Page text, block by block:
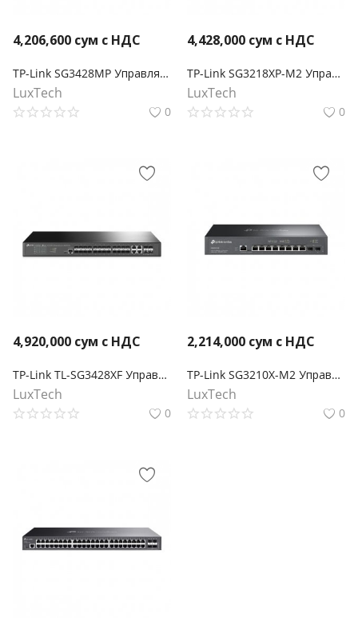
4,206,600 сум с НДС
TP-Link SG3428MP Управляемый коммутатор Omada уровня 2+ с 24 гигабитными портами PoE+ и 4 портами SFP
LuxTech
0
4,428,000 сум с НДС
TP-Link SG3218XP-M2 Управляемый коммутатор Omada уровня 2+ с 16 портами 2,5 Гбит/с (8 портов PoE+) и 2 портами SFP+
LuxTech
0
4,920,000 сум с НДС
TP-Link TL-SG3428XF Управляемый коммутатор JetStream уровня 2+ с 20 гигабитными портами SFP, 4 портами SFP+ и 4 комбинированными портами SFP/RJ45
LuxTech
0
2,214,000 сум с НДС
TP-Link SG3210X-M2 Управляемый коммутатор Omada L2+ с 8 портами 2.5G
LuxTech
0